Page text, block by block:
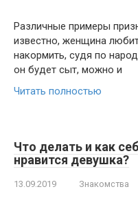
Различные примеры
известно, женщина
накормить, судя по
он будет сыт, можно и
Читать полностью
Что делать и как
нравится девушка?
13.09.2019 Знакомства